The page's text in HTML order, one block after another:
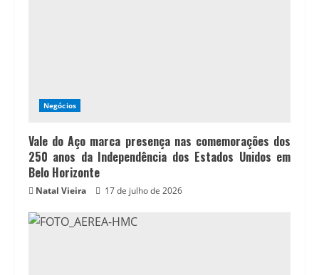
Negócios
Vale do Aço marca presença nas comemorações dos
250 anos da Independência dos Estados Unidos em
Belo Horizonte
Natal Vieira 17 de julho de 2026